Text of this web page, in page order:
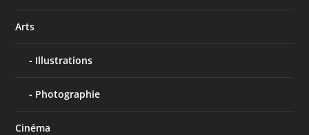
Arts
Illustrations
Photographie
Cinéma